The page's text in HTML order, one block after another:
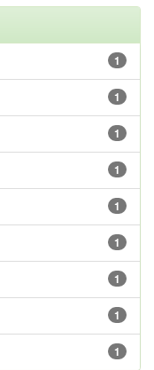
1
1
1
1
1
1
1
1
1